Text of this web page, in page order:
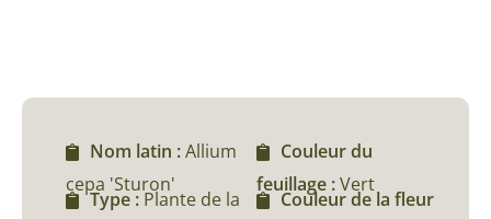
Nom latin :Allium
cepa 'Sturon'
Type : Plante de la
Couleur du
feuillage :Vert
Couleur de la fleur